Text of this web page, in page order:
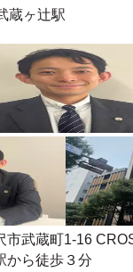
蔵ヶ辻駅
市武蔵町1-16
から徒歩３分